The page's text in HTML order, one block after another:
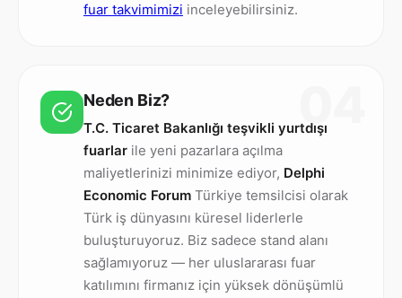
fuar takvimimizi inceleyebilirsiniz.
Neden Biz?
T.C. Ticaret Bakanlığı teşvikli yurtdışı
fuarlar ile yeni pazarlara açılma
maliyetlerinizi minimize ediyor, Delphi
Economic Forum Türkiye temsilcisi olarak
Türk iş dünyasını küresel liderlerle
buluşturuyoruz. Biz sadece stand alanı
sağlamıyoruz — her uluslararası fuar
katılımını firmanız için yüksek dönüşümlü